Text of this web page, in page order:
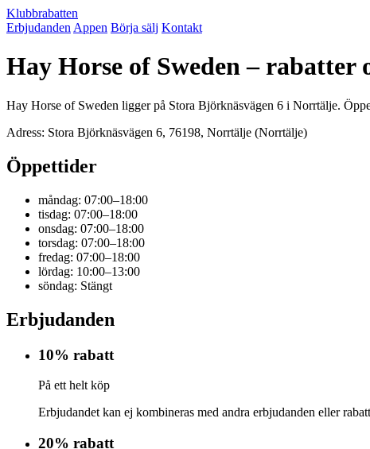
Klubbrabatten
Erbjudanden Appen Börja sälj Kontakt
Hay Horse of Sweden – rabatter
Hay Horse of Sweden ligger på Stora Björknäsvägen 6 i Norrtälje.
Adress: Stora Björknäsvägen 6, 76198, Norrtälje (Norrtälje)
Öppettider
måndag: 07:00–18:00
tisdag: 07:00–18:00
onsdag: 07:00–18:00
torsdag: 07:00–18:00
fredag: 07:00–18:00
lördag: 10:00–13:00
söndag: Stängt
Erbjudanden
10% rabatt
På ett helt köp
Erbjudandet kan ej kombineras med andra erbjudanden eller
20% rabatt